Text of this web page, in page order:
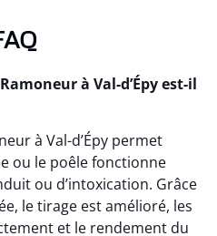
à Val-d’Épy est-il
à Val-d’Épy permet
ou le poêle fonctionne
ou d’intoxication. Grâce
le tirage est amélioré, les
et le rendement du